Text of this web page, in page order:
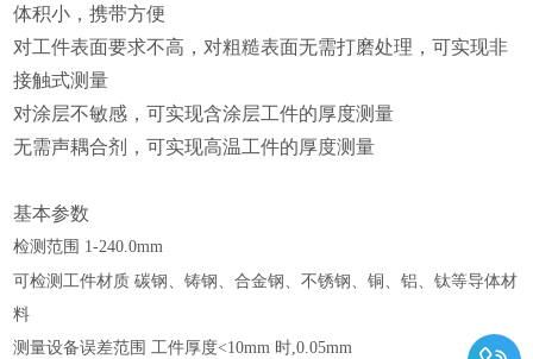
体积小，携带方便
对工件表面要求不高，对粗糙表面无需打磨处理，可实现非
接触式测量
对涂层不敏感，可实现含涂层工件的厚度测量
无需声耦合剂，可实现高温工件的厚度测量
基本参数
检测范围 1-240.0mm
可检测工件材质 碳钢、铸钢、合金钢、不锈钢、铜、铝、钛等导体材
料
测量设备误差范围 工件厚度<10mm 时,0.05mm